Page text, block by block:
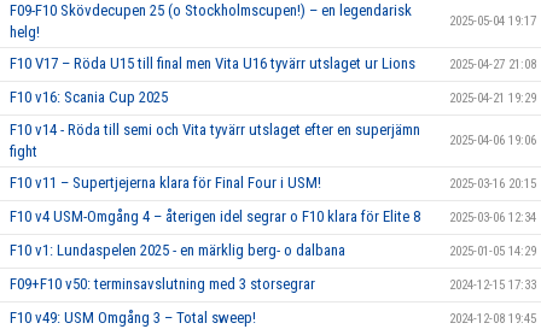
F09-F10 Skövdecupen 25 (o Stockholmscupen!) – en legendarisk
helg!
2025-05-04 19:17
F10 V17 – Röda U15 till final men Vita U16 tyvärr utslaget ur Lions 2025-04-27 21:08
F10 v16: Scania Cup 2025 2025-04-21 19:29
F10 v14 - Röda till semi och Vita tyvärr utslaget efter en superjämn
fight
2025-04-06 19:06
F10 v11 – Supertjejerna klara för Final Four i USM! 2025-03-16 20:15
F10 v4 USM-Omgång 4 – återigen idel segrar o F10 klara för Elite 8 2025-03-06 12:34
F10 v1: Lundaspelen 2025 - en märklig berg- o dalbana 2025-01-05 14:29
F09+F10 v50: terminsavslutning med 3 storsegrar 2024-12-15 17:33
F10 v49: USM Omgång 3 – Total sweep! 2024-12-08 19:45